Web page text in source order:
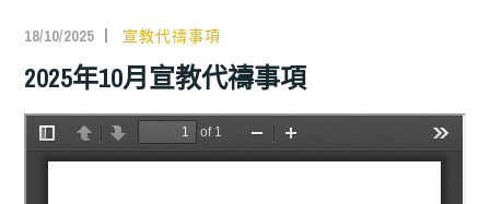
18/10/2025 宣教代禱事項
2025年10月宣教代禱事項